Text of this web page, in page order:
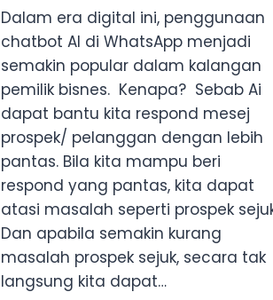
Dalam era digital ini, penggunaan
chatbot AI di WhatsApp menjadi
semakin popular dalam kalangan
pemilik bisnes. Kenapa? Sebab Ai
dapat bantu kita respond mesej
prospek/ pelanggan dengan lebih
pantas. Bila kita mampu beri
respond yang pantas, kita dapat
atasi masalah seperti prospek
Dan apabila semakin kurang
masalah prospek sejuk, secara tak
langsung kita dapat…